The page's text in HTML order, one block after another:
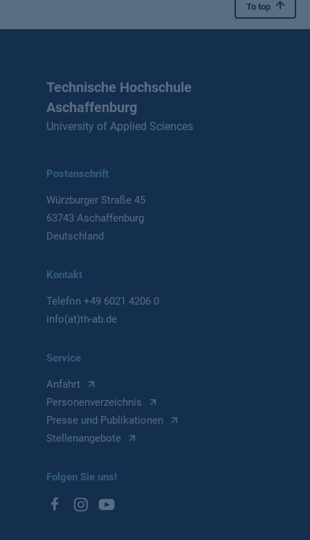
To top
Technische Hochschule
Aschaffenburg
University of Applied Sciences
Postanschrift
Würzburger Straße 45
63743 Aschaffenburg
Deutschland
Kontakt
Telefon+49 6021 4206 0
info(at)th-ab.de
Service
Anfahrt
Personenverzeichnis
Presse und Publikationen
Stellenangebote
Folgen Sie uns!